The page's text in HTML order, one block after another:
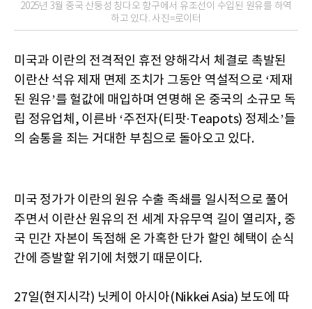
2025년 3월 중국 산둥성 칭다오 항구에서 유조선이 수입된 원유를 하역
하고 있다. 사진=로이터
미국과 이란의 전격적인 휴전 양해각서 체결로 촉발된
이란산 석유 제재 면제 조치가 그동안 역설적으로 ‘제재
된 원유’를 헐값에 매입하며 연명해 온 중국의 소규모 독
립 정유업체, 이른바 ‘주전자(티팟·Teapots) 정제소’들
의 숨통을 죄는 거대한 부침으로 돌아오고 있다.
미국 정가가 이란의 원유 수출 족쇄를 일시적으로 풀어
주면서 이란산 원유의 전 세계 자유무역 길이 열리자, 중
국 민간 자본이 독점해 온 가혹한 단가 할인 혜택이 순식
간에 증발할 위기에 처했기 때문이다.
27일(현지시각) 닛케이 아시아(Nikkei Asia) 보도에 따